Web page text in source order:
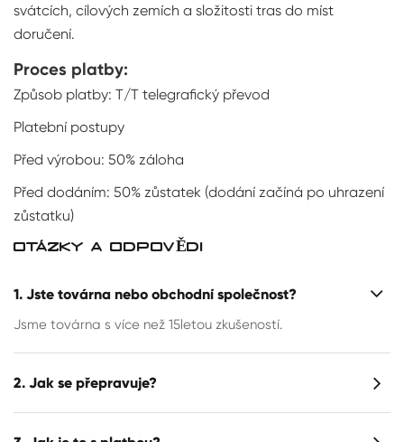
svátcích, cílových zemích a složitosti tras do míst
doručení.
Proces platby:
Způsob platby: T/T telegrafický převod
Platební postupy
Před výrobou: 50% záloha
Před dodáním: 50% zůstatek (dodání začíná po uhrazení
zůstatku)
OTÁZKY A ODPOVĚDI
1. Jste továrna nebo obchodní společnost?
Jsme továrna s více než 15letou zkušeností.
2. Jak se přepravuje?